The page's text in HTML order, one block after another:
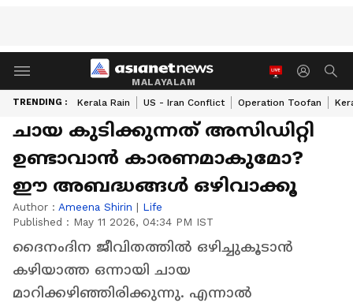
MALAYALAM
TRENDING : Kerala Rain US - Iran Conflict Operation Toofan
ചായ കുടിക്കുന്നത് അസിഡിറ്റി
ഉണ്ടാവാൻ കാരണമാകുമോ?
ഈ അബദ്ധങ്ങൾ ഒഴിവാക്കൂ
Author : Ameena Shirin | Life
Published : May 11 2026, 04:34 PM IST
ദൈനംദിന ജീവിതത്തിൽ ഒഴിച്ചുകൂടാൻ
കഴിയാത്ത ഒന്നായി ചായ
മാറിക്കഴിഞ്ഞിരിക്കുന്നു. എന്നാൽ